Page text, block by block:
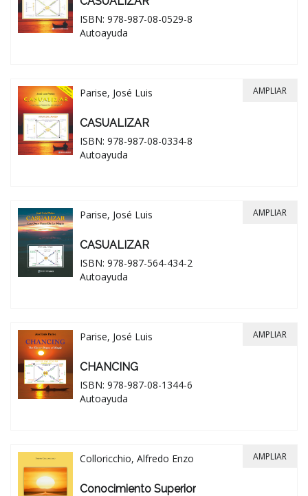
ISBN: 978-987-08-0529-8
Autoayuda
Parise, José Luis
CASUALIZAR
ISBN: 978-987-08-0334-8
Autoayuda
AMPLIAR
Parise, José Luis
CASUALIZAR
ISBN: 978-987-564-434-2
Autoayuda
AMPLIAR
Parise, José Luis
CHANCING
ISBN: 978-987-08-1344-6
Autoayuda
AMPLIAR
Colloricchio, Alfredo Enzo
Conocimiento Superior
AMPLIAR